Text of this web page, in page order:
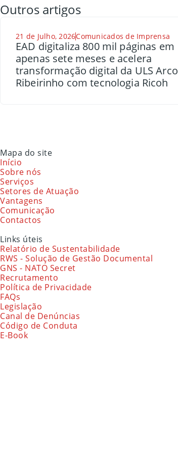
Outros artigos
21 de Julho, 2026Comunicados de Imprensa
EAD digitaliza 800 mil páginas em
apenas sete meses e acelera
transformação digital da ULS Arco
Ribeirinho com tecnologia Ricoh
Mapa do site
Início
Sobre nós
Serviços
Setores de Atuação
Vantagens
Comunicação
Contactos
Links úteis
Relatório de Sustentabilidade
RWS - Solução de Gestão Documental
GNS - NATO Secret
Recrutamento
Política de Privacidade
FAQs
Legislação
Canal de Denúncias
Código de Conduta
E-Book